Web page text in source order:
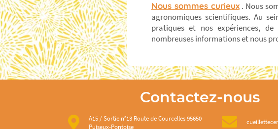
Nous sommes curieux . Nous
agronomiques scientifiques. Au
pratiques et nos expériences,
nombreuses informations et nous
Contactez-nous
A15 / Sortie n°13 Route de Courcelles 95650
Puiseux-Pontoise